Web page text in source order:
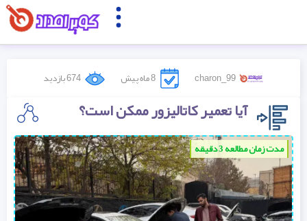
charon_99 8 ماه پیش 674 بازدید
آیا تعمیر کاتالیزور ممکن است؟
مدت زمان مطالعه 3 دقیقه